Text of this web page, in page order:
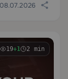
08.07.2026
19+1 2 min